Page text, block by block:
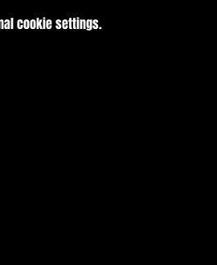
cookie settings.